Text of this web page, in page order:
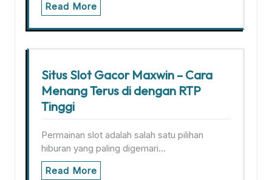
Read More
Situs Slot Gacor Maxwin – Cara
Menang Terus di dengan RTP
Tinggi
Permainan slot adalah salah satu pilihan
hiburan yang paling digemari…
Read More